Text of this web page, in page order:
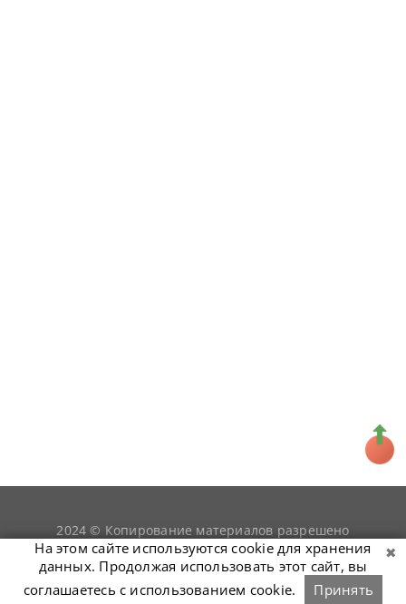
2024 © Копирование материалов разрешено
только при условии гиперссылки наsnookerist.ru
На этом сайте используются cookie для хранения
данных. Продолжая использовать этот сайт, вы
соглашаетесь с использованием cookie.
Принять